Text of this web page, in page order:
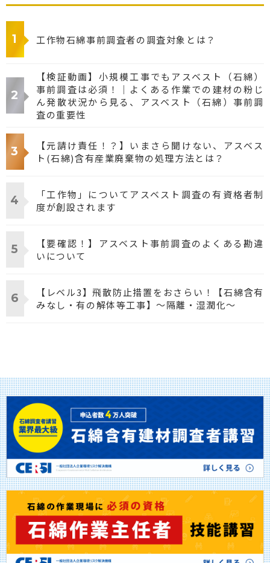
工作物石綿事前調査者の調査対象とは？
【検証動画】小規模工事でもアスベスト（石綿）
事前調査は必須！｜よくある作業での建材の粉じ
ん発散状況から見る、アスベスト（石綿）事前調
査の重要性
【元請け責任！？】いまさら聞けない、アスベス
ト(石綿)含有産業廃棄物の処理方法とは？
「工作物」についてアスベスト調査の有資格者制
度が創設されます
【要確認！】アスベスト事前調査のよくある勘違
いについて
【レベル3】飛散防止措置をおさらい！【石綿含有
みなし・有の解体等工事】～隔離・湿潤化～